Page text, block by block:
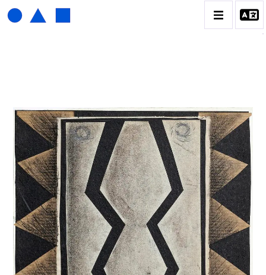
HENRI FOUCAULT
BIOGRAPHIE
CATALOGUE DES OEUVRES
01_SCULPTURE
02_PHOTOGRAPHIQUE
03_COLLAGES
04_DESSINS
05_MONOTYPE
06_ARCHIVES